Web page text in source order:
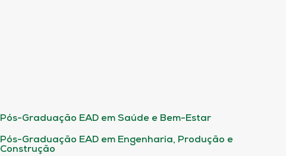
Pós-Graduação EAD em Saúde e Bem-Estar
Pós-Graduação EAD em Engenharia, Produção e
Construção